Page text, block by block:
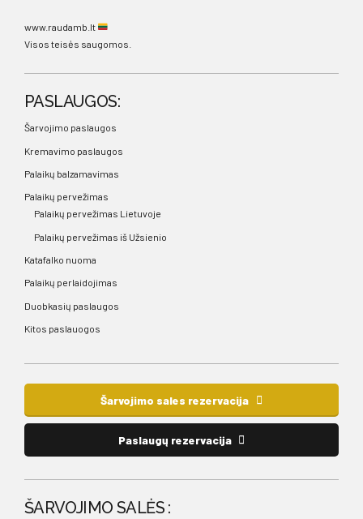
www.raudamb.lt
Visos teisės saugomos.
PASLAUGOS:
Šarvojimo paslaugos
Kremavimo paslaugos
Palaikų balzamavimas
Palaikų pervežimas
Palaikų pervežimas Lietuvoje
Palaikų pervežimas iš Užsienio
Katafalko nuoma
Palaikų perlaidojimas
Duobkasių paslaugos
Kitos paslauogos
Šarvojimo sales rezervacija
Paslaugų rezervacija
ŠARVOJIMO SALĖS :